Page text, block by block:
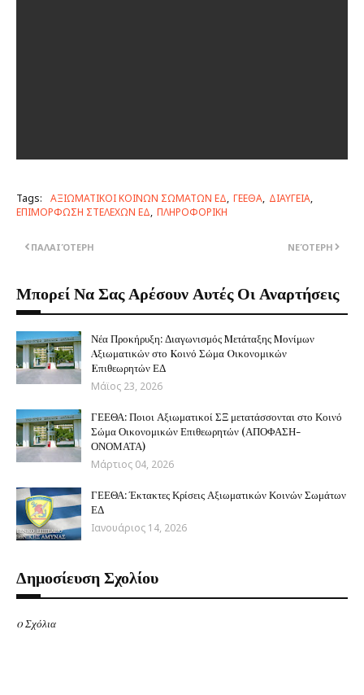
Tags: ΑΞΙΩΜΑΤΙΚΟΙ ΚΟΙΝΩΝ ΣΩΜΑΤΩΝ ΕΔ ΓΕΕΘΑ ΔΙΑΥΓΕΙΑ
ΕΠΙΜΟΡΦΩΣΗ ΣΤΕΛΕΧΩΝ ΕΔ ΠΛΗΡΟΦΟΡΙΚΗ
ΝΕΌΤΕΡΗ
ΠΑΛΑΙΌΤΕΡΗ
Μπορεί Να Σας Αρέσουν Αυτές Οι Αναρτήσεις
Νέα Προκήρυξη: Διαγωνισμός Mετάταξης Mονίμων
Aξιωματικών στο Kοινό Σώμα Oικονομικών
Eπιθεωρητών ΕΔ
Μάϊος 23, 2026
ΓΕΕΘΑ: Ποιοι Αξιωματικοί ΣΞ μετατάσσονται στο Κοινό
Σώμα Οικονομικών Επιθεωρητών (ΑΠΟΦΑΣΗ-
ΟΝΟΜΑΤΑ)
Μάρτιος 04, 2026
ΓΕΕΘΑ: Έκτακτες Κρίσεις Αξιωματικών Κοινών Σωμάτων
ΕΔ
Ιανουάριος 14, 2026
Δημοσίευση Σχολίου
0 Σχόλια